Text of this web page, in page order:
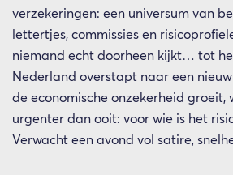
verzekeringen: een universum van
lettertjes, commissies en
niemand echt doorheen kijkt… tot
Nederland overstapt naar een
de economische onzekerheid groeit,
urgenter dan ooit: voor wie is het
Verwacht een avond vol satire,